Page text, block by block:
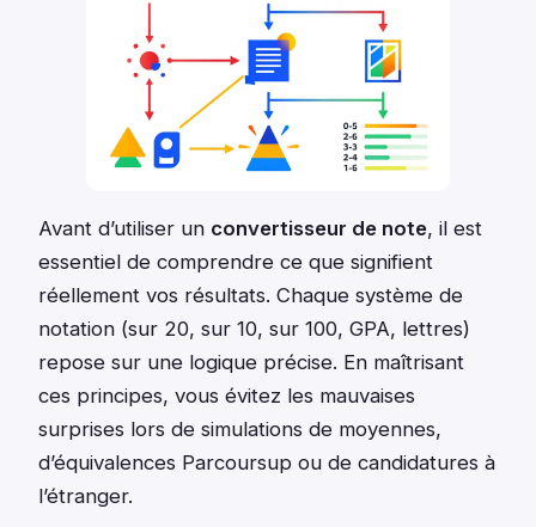
Avant d’utiliser un convertisseur de note, il est
essentiel de comprendre ce que signifient
réellement vos résultats. Chaque système de
notation (sur 20, sur 10, sur 100, GPA, lettres)
repose sur une logique précise. En maîtrisant
ces principes, vous évitez les mauvaises
surprises lors de simulations de moyennes,
d’équivalences Parcoursup ou de candidatures à
l’étranger.